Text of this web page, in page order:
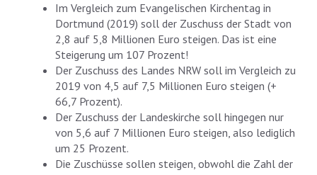
Im Vergleich zum Evangelischen Kirchentag in
Dortmund (2019) soll der Zuschuss der Stadt von
2,8 auf 5,8 Millionen Euro steigen. Das ist eine
Steigerung um 107 Prozent!
Der Zuschuss des Landes NRW soll im Vergleich zu
2019 von 4,5 auf 7,5 Millionen Euro steigen (+
66,7 Prozent).
Der Zuschuss der Landeskirche soll hingegen nur
von 5,6 auf 7 Millionen Euro steigen, also lediglich
um 25 Prozent.
Die Zuschüsse sollen steigen, obwohl die Zahl der